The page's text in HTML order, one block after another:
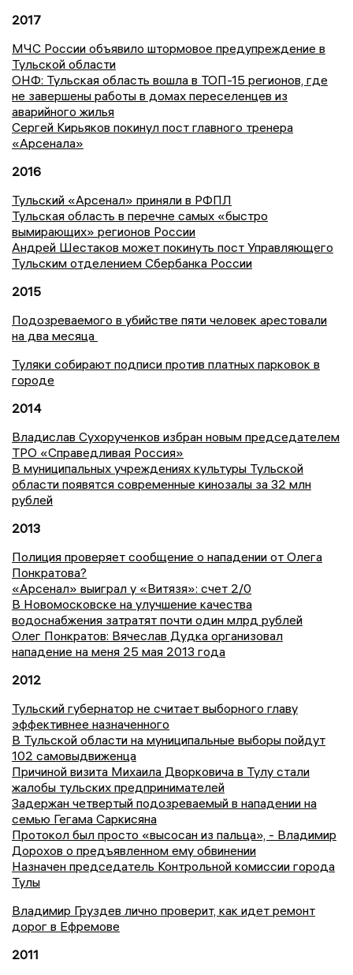
2017
МЧС России объявило штормовое предупреждение в
Тульской области
ОНФ: Тульская область вошла в ТОП-15 регионов, где
не завершены работы в домах переселенцев из
аварийного жилья
Сергей Кирьяков покинул пост главного тренера
«Арсенала»
2016
Тульский «Арсенал» приняли в РФПЛ
Тульская область в перечне самых «быстро
вымирающих» регионов России
Андрей Шестаков может покинуть пост Управляющего
Тульским отделением Сбербанка России
2015
Подозреваемого в убийстве пяти человек арестовали
на два месяца
Туляки собирают подписи против платных парковок в
городе
2014
Владислав Сухорученков избран новым председателем
ТРО «Справедливая Россия»
В муниципальных учреждениях культуры Тульской
области появятся современные кинозалы за 32 млн
рублей
2013
Полиция проверяет сообщение о нападении от Олега
Понкратова?
«Арсенал» выиграл у «Витязя»: счет 2/0
В Новомосковске на улучшение качества
водоснабжения затратят почти один млрд рублей
Олег Понкратов: Вячеслав Дудка организовал
нападение на меня 25 мая 2013 года
2012
Тульский губернатор не считает выборного главу
эффективнее назначенного
В Тульской области на муниципальные выборы пойдут
102 самовыдвиженца
Причиной визита Михаила Дворковича в Тулу стали
жалобы тульских предпринимателей
Задержан четвертый подозреваемый в нападении на
семью Гегама Саркисяна
Протокол был просто «высосан из пальца», - Владимир
Дорохов о предъявленном ему обвинении
Назначен председатель Контрольной комиссии города
Тулы
Владимир Груздев лично проверит, как идет ремонт
дорог в Ефремове
2011